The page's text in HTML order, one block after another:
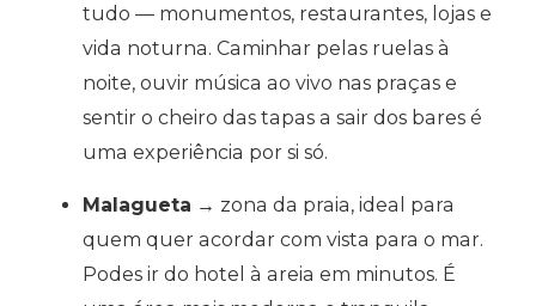
tudo — monumentos, restaurantes, lojas e
vida noturna. Caminhar pelas ruelas à
noite, ouvir música ao vivo nas praças e
sentir o cheiro das tapas a sair dos bares é
uma experiência por si só.
Malagueta → zona da praia, ideal para
quem quer acordar com vista para o mar.
Podes ir do hotel à areia em minutos. É